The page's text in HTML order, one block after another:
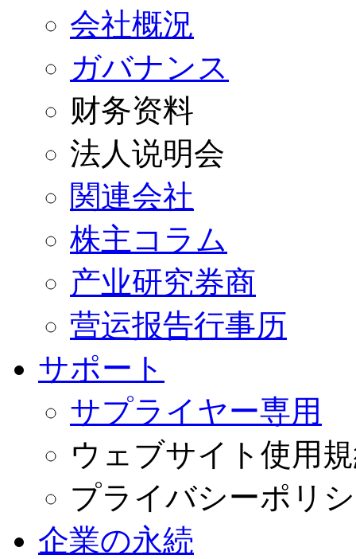
会社概況
ガバナンス
财务资料
法人说明会
関連会社
株主コラム
产业研究券商
营运报告行事历
サポート
サプライヤー専用
ウェブサイト使用
プライバシーポリ
企業の永続